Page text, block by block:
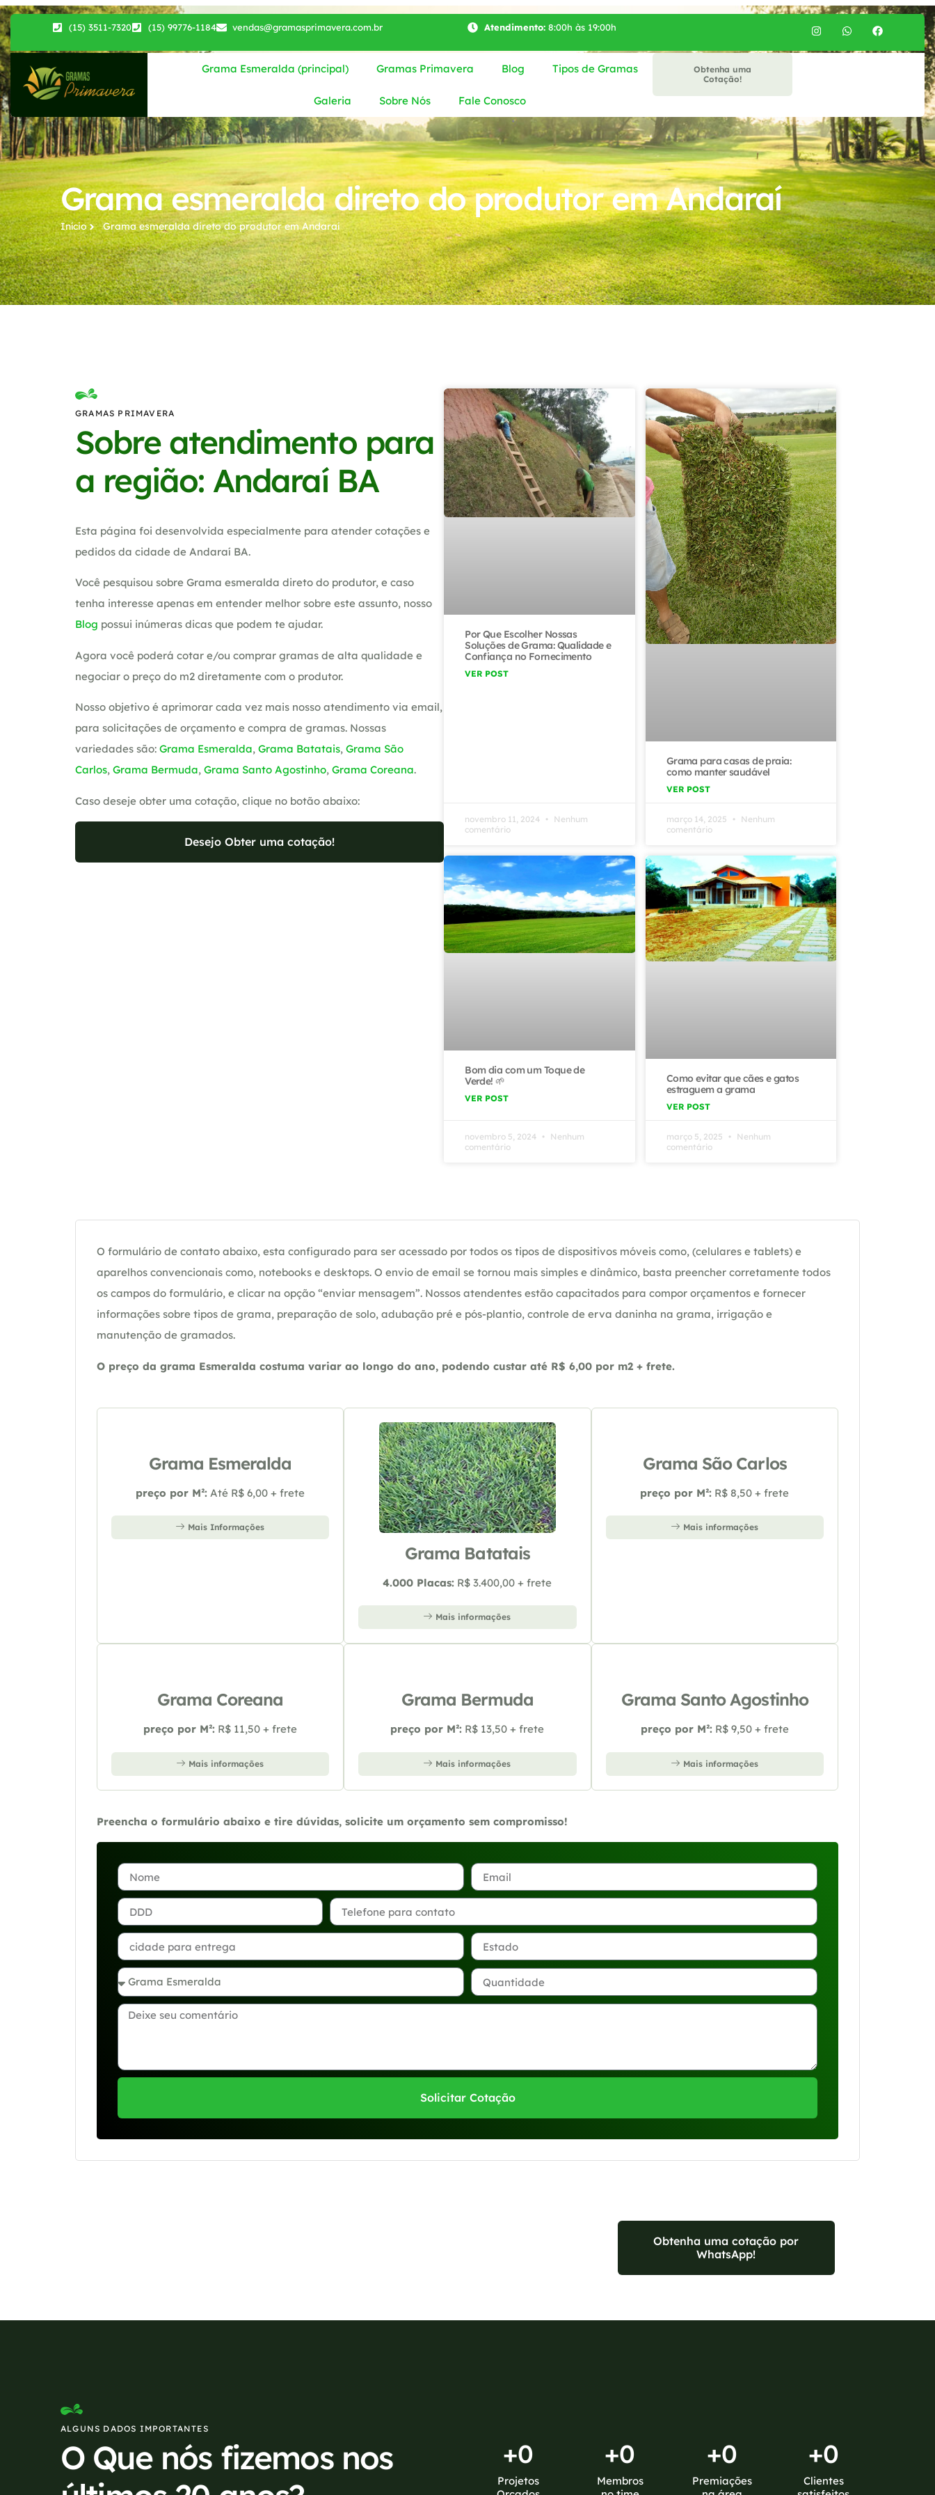
(15) 3511-7320 (15) 99776-1184 vendas@gramasprimavera.com.br Atendimento:8:00h às 19:00h
Grama Esmeralda (principal) Gramas Primavera Blog Tipos de Gramas
Galeria Sobre Nós Fale Conosco
Obtenha uma
Cotação!
Grama esmeralda direto do produtor em Andaraí
Início Grama esmeralda direto do produtor​ em Andaraí
GRAMAS PRIMAVERA
Sobre atendimento para
a região: Andaraí BA
Esta página foi desenvolvida especialmente para atender cotações e
pedidos da cidade de Andaraí BA.
Você pesquisou sobre Grama esmeralda direto do produtor, e caso
tenha interesse apenas em entender melhor sobre este assunto, nosso
Blog possui inúmeras dicas que podem te ajudar.
Agora você poderá cotar e/ou comprar gramas de alta qualidade e
negociar o preço do m2 diretamente com o produtor.
Nosso objetivo é aprimorar cada vez mais nosso atendimento via email,
para solicitações de orçamento e compra de gramas. Nossas
variedades são: Grama Esmeralda, Grama Batatais, Grama São
Carlos, Grama Bermuda, Grama Santo Agostinho, Grama Coreana.
Caso deseje obter uma cotação, clique no botão abaixo:
Desejo Obter uma cotação!
Por Que Escolher Nossas
Soluções de Grama: Qualidade e
Confiança no Fornecimento
VER POST
novembro 11, 2024
Nenhum
comentário
Grama para casas de praia:
como manter saudável
VER POST
março 14, 2025
Nenhum
comentário
Bom dia com um Toque de
Verde! 🌱
VER POST
novembro 5, 2024
Nenhum
comentário
Como evitar que cães e gatos
estraguem a grama
VER POST
março 5, 2025
Nenhum
comentário
O formulário de contato abaixo, esta configurado para ser acessado por todos os tipos de dispositivos móveis como, (celulares e tablets) e
aparelhos convencionais como, notebooks e desktops. O envio de email se tornou mais simples e dinâmico, basta preencher corretamente todos
os campos do formulário, e clicar na opção “enviar mensagem”. Nossos atendentes estão capacitados para compor orçamentos e fornecer
informações sobre tipos de grama, preparação de solo, adubação pré e pós-plantio, controle de erva daninha na grama, irrigação e
manutenção de gramados.
O preço da grama Esmeralda costuma variar ao longo do ano, podendo custar até R$ 6,00 por m2 + frete.
Grama Esmeralda
preço por M²: Até R$ 6,00 + frete
Mais Informações
Grama Batatais
4.000 Placas: R$ 3.400,00 + frete
Mais informações
Grama São Carlos
preço por M²: R$ 8,50 + frete
Mais informações
Grama Coreana
preço por M²: R$ 11,50 + frete
Mais informações
Grama Bermuda
preço por M²: R$ 13,50 + frete
Mais informações
Grama Santo Agostinho
preço por M²: R$ 9,50 + frete
Mais informações
Preencha o formulário abaixo e tire dúvidas, solicite um orçamento sem compromisso!
Solicitar Cotação
Obtenha uma cotação por
WhatsApp!
ALGUNS DADOS IMPORTANTES
O Que nós fizemos nos
+0
Projetos
+0
Membros
+0
Premiações
+0
Clientes